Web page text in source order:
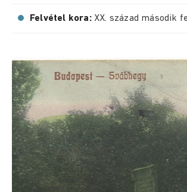
Felvétel kora: XX. század második